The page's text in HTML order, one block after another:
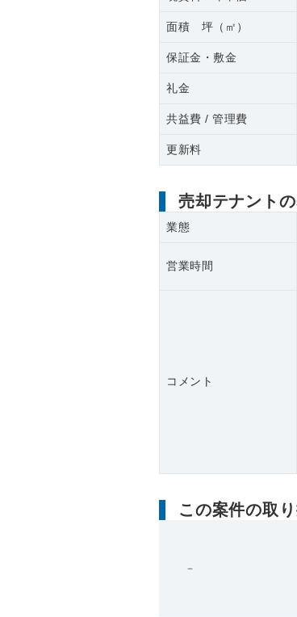
面積 坪（㎡）
保証金・敷金
礼金
共益費 / 管理費
更新料
売却テナント
業態
営業時間
コメント
この案件の取
－